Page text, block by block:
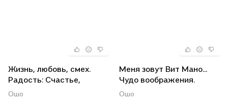
Жизнь, любовь, смех.
Радость: Счастье,
которое приходит
Ошо
Меня зовут Вит Мано...
Чудо воображения.
Медитация -
Ошо